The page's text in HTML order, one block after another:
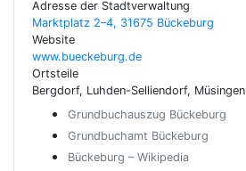
Adresse der Stadtverwaltung
Marktplatz 2–4, 31675 Bückeburg
Website
www.bueckeburg.de
Ortsteile
Bergdorf, Luhden-Selliendorf, Müsingen
Grundbuchauszug Bückeburg
Grundbuchamt Bückeburg
Bückeburg – Wikipedia